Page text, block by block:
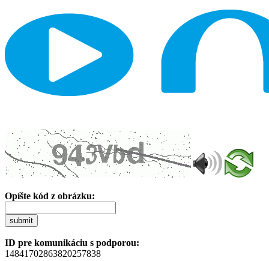
Opíšte kód z obrázku:
submit
ID pre komunikáciu s podporou:
14841702863820257838